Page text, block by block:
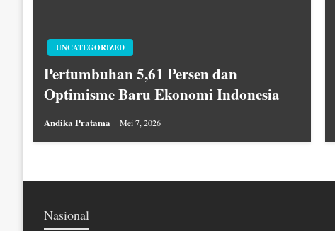
UNCATEGORIZED
Pertumbuhan 5,61 Persen dan
Optimisme Baru Ekonomi Indonesia
Andika Pratama Mei 7, 2026
Nasional